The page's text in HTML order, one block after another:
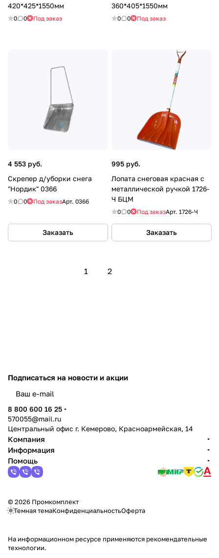
420*425*1550мм
0 0 Под заказ
360*405*1550мм
0 0 Под заказ
4 553 руб.
Скрепер д/уборки снега
"Нордик" 0366
0 0 Под заказАрт. 0366
Заказать
995 руб.
Лопата снеговая красная с
металлической ручкой 1726-
Ч БЦМ
0 0 Под заказАрт. 1726-Ч
Заказать
1 2
Подписаться на новости и акции
8 800 600 16 25
570055@mail.ru
Центральный офис г. Кемерово, Красноармейская, 14
Компания
Информация
Помощь
© 2026 Промкомплект
Темная темаКонфиденциальностьОферта
На информационном ресурсе применяются рекомендательные
технологии.